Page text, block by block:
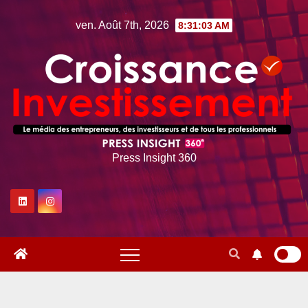
ven. Août 7th, 2026 8:31:04 AM
Press Insight 360